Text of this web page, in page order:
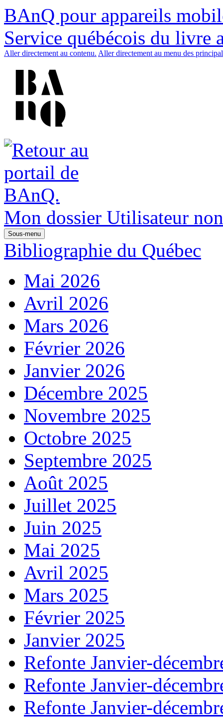
BAnQ pour appareils
Service québécois du livre
Aller directement au contenu. Aller directement au menu des
Mon dossier Utilisateur
Sous-menu
Bibliographie du Québec
Mai 2026
Avril 2026
Mars 2026
Février 2026
Janvier 2026
Décembre 2025
Novembre 2025
Octobre 2025
Septembre 2025
Août 2025
Juillet 2025
Juin 2025
Mai 2025
Avril 2025
Mars 2025
Février 2025
Janvier 2025
Refonte Janvier-
Refonte Janvier-
Refonte Janvier-